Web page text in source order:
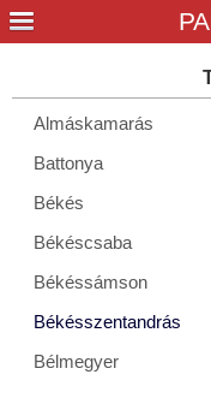
Almáskamarás
Battonya
Békés
Békéscsaba
Békéssámson
Békésszentandrás
Bélmegyer